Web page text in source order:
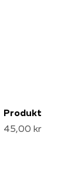
Produkt
45,00 kr